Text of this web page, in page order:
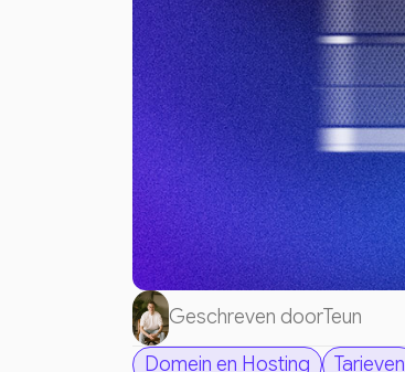
Geschreven doorTeun
Domein en Hosting
Tarieven